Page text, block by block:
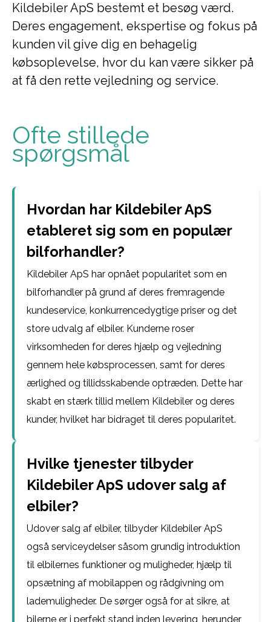
Kildebiler ApS bestemt et besøg værd.
Deres engagement, ekspertise og fokus på
kunden vil give dig en behagelig
købsoplevelse, hvor du kan være sikker på
at få den rette vejledning og service.
Ofte stillede
spørgsmål
Hvordan har Kildebiler ApS
etableret sig som en populær
bilforhandler?
Kildebiler ApS har opnået popularitet som en
bilforhandler på grund af deres fremragende
kundeservice, konkurrencedygtige priser og det
store udvalg af elbiler. Kunderne roser
virksomheden for deres hjælp og vejledning
gennem hele købsprocessen, samt for deres
ærlighed og tillidsskabende optræden. Dette har
skabt en stærk tillid mellem Kildebiler og deres
kunder, hvilket har bidraget til deres popularitet.
Hvilke tjenester tilbyder
Kildebiler ApS udover salg af
elbiler?
Udover salg af elbiler, tilbyder Kildebiler ApS
også serviceydelser såsom grundig introduktion
til elbilernes funktioner og muligheder, hjælp til
opsætning af mobilappen og rådgivning om
lademuligheder. De sørger også for at sikre, at
bilerne er i perfekt stand inden levering, herunder